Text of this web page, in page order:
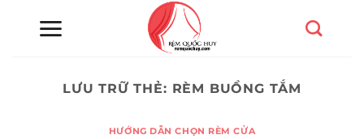
LƯU TRỮ THẺ: RÈM BUỒNG TẮM
HƯỚNG DẪN CHỌN RÈM CỬA